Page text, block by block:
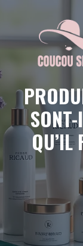
contenu
QU’IL